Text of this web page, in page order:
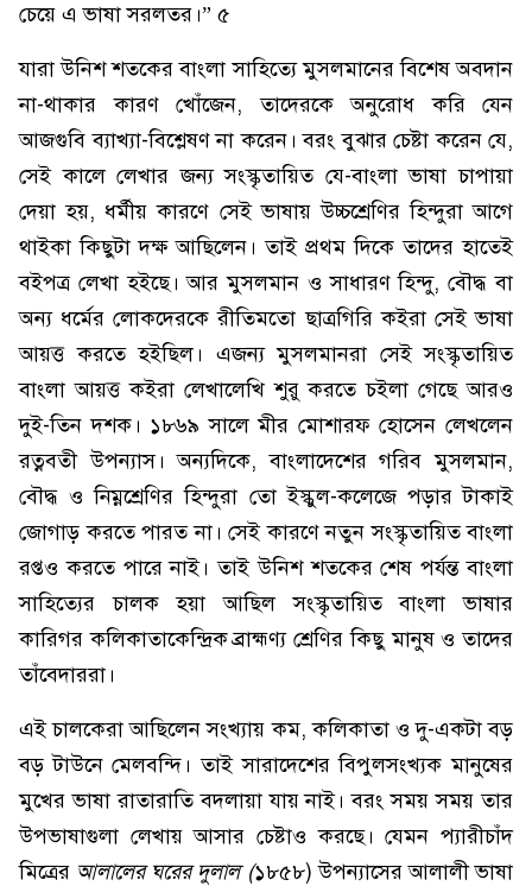
চেয়ে এ ভাষা সরলতর।” ৫
যারা উনিশ শতকের বাংলা সাহিত্যে মুসলমানের বিশেষ অবদান
না-থাকার কারণ খোঁজেন, তাদেরকে অনুরোধ করি যেন
আজগুবি ব্যাখ্যা-বিশ্লেষণ না করেন। বরং বুঝার চেষ্টা করেন যে,
সেই কালে লেখার জন্য সংস্কৃতায়িত যে-বাংলা ভাষা চাপায়া
দেয়া হয়, ধর্মীয় কারণে সেই ভাষায় উচ্চশ্রেণির হিন্দুরা আগে
থাইকা কিছুটা দক্ষ আছিলেন। তাই প্রথম দিকে তাদের হাতেই
বইপত্র লেখা হইছে। আর মুসলমান ও সাধারণ হিন্দু, বৌদ্ধ বা
অন্য ধর্মের লোকদেরকে রীতিমতো ছাত্রগিরি কইরা সেই ভাষা
আয়ত্ত করতে হইছিল। এজন্য মুসলমানরা সেই সংস্কৃতায়িত
বাংলা আয়ত্ত কইরা লেখালেখি শুরু করতে চইলা গেছে আরও
দুই-তিন দশক। ১৮৬৯ সালে মীর মোশারফ হোসেন লেখলেন
রত্নবতী উপন্যাস। অন্যদিকে, বাংলাদেশের গরিব মুসলমান,
বৌদ্ধ ও নিম্নশ্রেণির হিন্দুরা তো ইস্কুল-কলেজে পড়ার টাকাই
জোগাড় করতে পারত না। সেই কারণে নতুন সংস্কৃতায়িত বাংলা
রপ্তও করতে পারে নাই। তাই উনিশ শতকের শেষ পর্যন্ত বাংলা
সাহিত্যের চালক হয়া আছিল সংস্কৃতায়িত বাংলা ভাষার
কারিগর কলিকাতাকেন্দ্রিক ব্রাহ্মণ্য শ্রেণির কিছু মানুষ ও তাদের
তাঁবেদাররা।
এই চালকেরা আছিলেন সংখ্যায় কম, কলিকাতা ও দু-একটা বড়
বড় টাউনে মেলবন্দি। তাই সারাদেশের বিপুলসংখ্যক মানুষের
মুখের ভাষা রাতারাতি বদলায়া যায় নাই। বরং সময় সময় তার
উপভাষাগুলা লেখায় আসার চেষ্টাও করছে। যেমন প্যারীচাঁদ
মিত্রের আলালের ঘরের দুলাল (১৮৫৮) উপন্যাসের আলালী ভাষা